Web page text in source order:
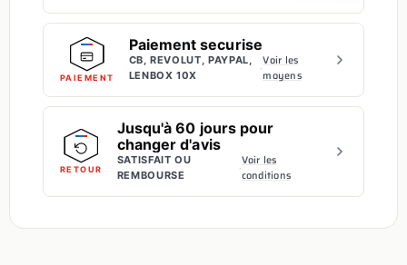
PAIEMENT
Paiement securise
CB, REVOLUT, PAYPAL,
LENBOX 10X
·Voir les
moyens
RETOUR
Jusqu'à 60 jours pour
changer d'avis
SATISFAIT OU
REMBOURSE
·Voir les
conditions